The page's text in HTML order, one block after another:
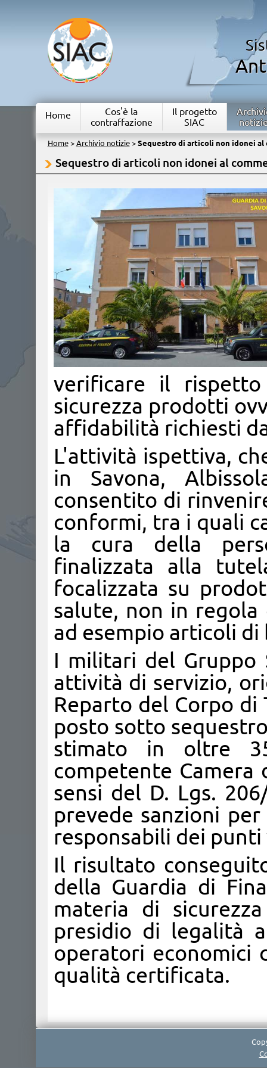
Home
Cos'è la
contraffazione
Il progetto
SIAC
Home> Archivio notizie> Sequestro di articoli non idonei al
Sequestro di articoli non idonei al
verificare il
sicurezza prodotti
affidabilità richiesti
L'attività ispettiva,
in Savona,
consentito di
conformi, tra i quali
la cura della
finalizzata alla
focalizzata su
salute, non in regola
ad esempio articoli
I militari del Gruppo
attività di servizio,
Reparto del Corpo di
posto sotto
stimato in oltre
competente
sensi del D. Lgs.
prevede sanzioni
responsabili dei
Il risultato
della Guardia di
materia di
presidio di legalità
operatori economici
qualità certificata.​